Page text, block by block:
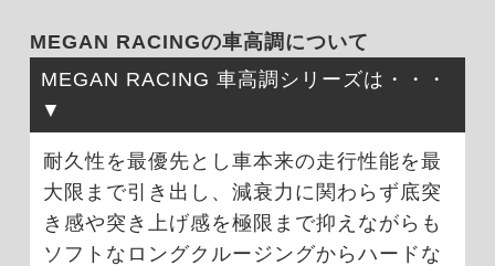
MEGAN RACINGの車高調について
MEGAN RACING 車高調シリーズは・・・
耐久性を最優先とし車本来の走行性能を最
大限まで引き出し、減衰力に関わらず底突
き感や突き上げ感を極限まで抑えながらも
ソフトなロングクルージングからハードな